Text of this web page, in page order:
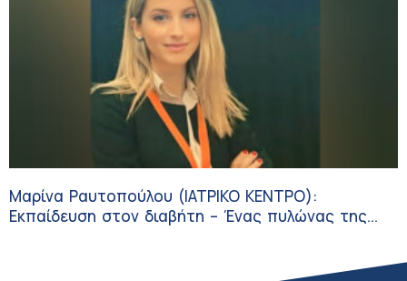
Μαρίνα Ραυτοπούλου (ΙΑΤΡΙΚΟ ΚΕΝΤΡΟ):
Εκπαίδευση στον διαβήτη – Ένας πυλώνας της